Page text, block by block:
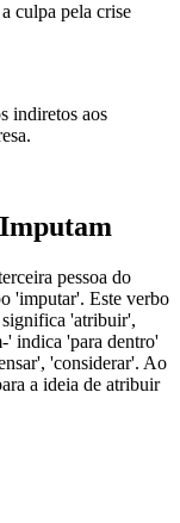
culpa pela crise
indiretos aos
Imputam
pessoa do
'imputar'. Este verbo
'atribuir',
indica 'para dentro'
'considerar'. Ao
a ideia de atribuir